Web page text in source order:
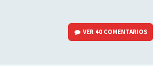
VER 40 COMENTARIOS